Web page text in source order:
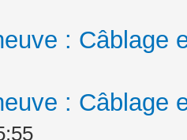
: Câblage
: Câblage